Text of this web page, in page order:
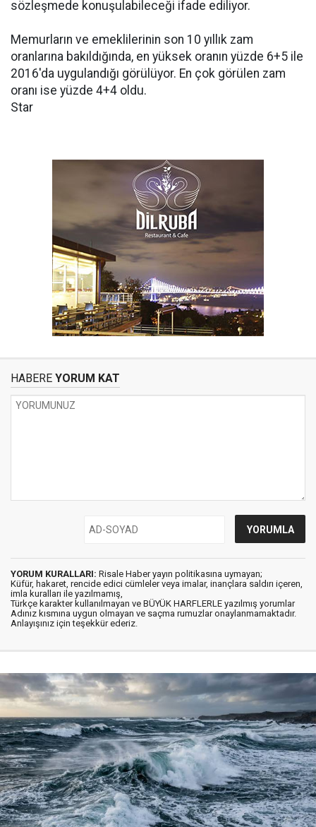
sözleşmede konuşulabileceği ifade ediliyor.
Memurların ve emeklilerinin son 10 yıllık zam
oranlarına bakıldığında, en yüksek oranın yüzde 6+5 ile
2016'da uygulandığı görülüyor. En çok görülen zam
oranı ise yüzde 4+4 oldu.
Star
HABERE YORUM KAT
YORUM KURALLARI: Risale Haber yayın politikasına uymayan;
Küfür, hakaret, rencide edici cümleler veya imalar, inançlara saldırı içeren,
imla kuralları ile yazılmamış,
Türkçe karakter kullanılmayan ve BÜYÜK HARFLERLE yazılmış yorumlar
Adınız kısmına uygun olmayan ve saçma rumuzlar onaylanmamaktadır.
Anlayışınız için teşekkür ederiz.